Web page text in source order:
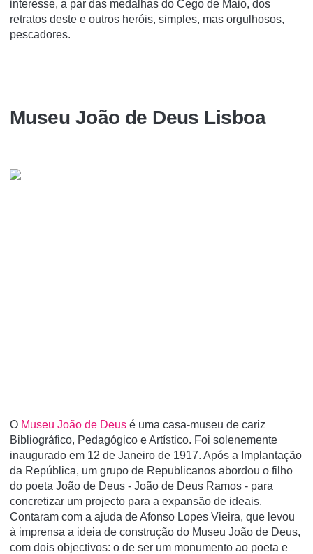
interesse, a par das medalhas do Cego de Maio, dos
retratos deste e outros heróis, simples, mas orgulhosos,
pescadores.
Museu João de Deus Lisboa
O Museu João de Deus é uma casa-museu de cariz
Bibliográfico, Pedagógico e Artí­stico. Foi solenemente
inaugurado em 12 de Janeiro de 1917. Após a Implantação
da República, um grupo de Republicanos abordou o filho
do poeta João de Deus - João de Deus Ramos - para
concretizar um projecto para a expansão de ideais.
Contaram com a ajuda de Afonso Lopes Vieira, que levou
à imprensa a ideia de construção do Museu João de Deus,
com dois objectivos: o de ser um monumento ao poeta e